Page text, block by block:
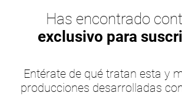
Has encontrado
exclusivo para
Entérate de qué tratan esta y
producciones desarrolladas